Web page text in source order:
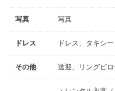
写真 写真
ドレス ドレス、タキシ
その他 送迎、リングピロ